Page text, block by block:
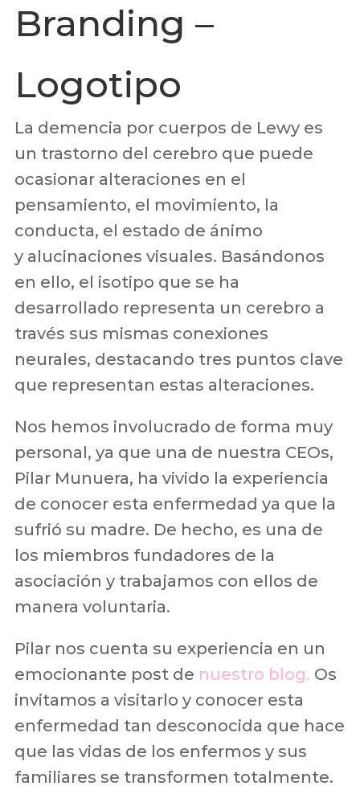
Branding –
Logotipo
La demencia por cuerpos de Lewy es
un trastorno del cerebro que puede
ocasionar alteraciones en el
pensamiento, el movimiento, la
conducta, el estado de ánimo
y alucinaciones visuales. Basándonos
en ello, el isotipo que se ha
desarrollado representa un cerebro a
través sus mismas conexiones
neurales, destacando tres puntos clave
que representan estas alteraciones.
Nos hemos involucrado de forma muy
personal, ya que una de nuestra CEOs,
Pilar Munuera, ha vivido la experiencia
de conocer esta enfermedad ya que la
sufrió su madre. De hecho, es una de
los miembros fundadores de la
asociación y trabajamos con ellos de
manera voluntaria.
Pilar nos cuenta su experiencia en un
emocionante post de nuestro blog. Os
invitamos a visitarlo y conocer esta
enfermedad tan desconocida que hace
que las vidas de los enfermos y sus
familiares se transformen totalmente.